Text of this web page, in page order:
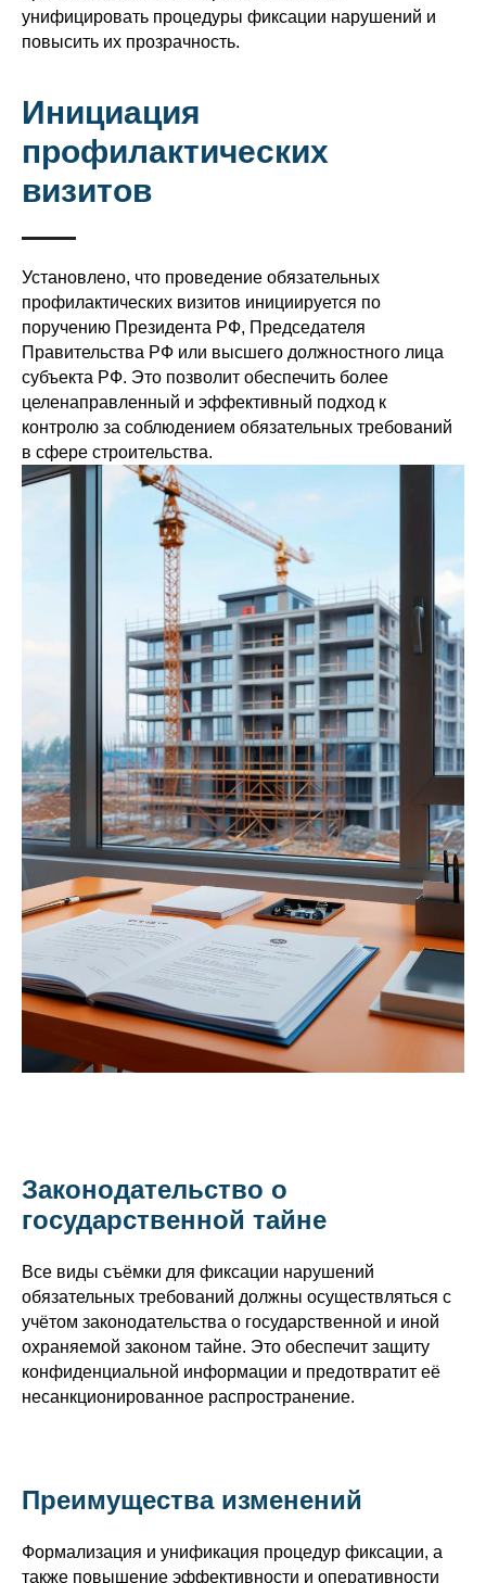
унифицировать процедуры фиксации нарушений и
повысить их прозрачность.
Инициация
профилактических
визитов
Установлено, что проведение обязательных
профилактических визитов инициируется по
поручению Президента РФ, Председателя
Правительства РФ или высшего должностного лица
субъекта РФ. Это позволит обеспечить более
целенаправленный и эффективный подход к
контролю за соблюдением обязательных требований
в сфере строительства.
Законодательство о
государственной тайне
Все виды съёмки для фиксации нарушений
обязательных требований должны осуществляться с
учётом законодательства о государственной и иной
охраняемой законом тайне. Это обеспечит защиту
конфиденциальной информации и предотвратит её
несанкционированное распространение.
Преимущества изменений
Формализация и унификация процедур фиксации, а
также повышение эффективности и оперативности